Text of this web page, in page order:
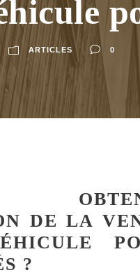
ARTICLES 0
DE LA
?